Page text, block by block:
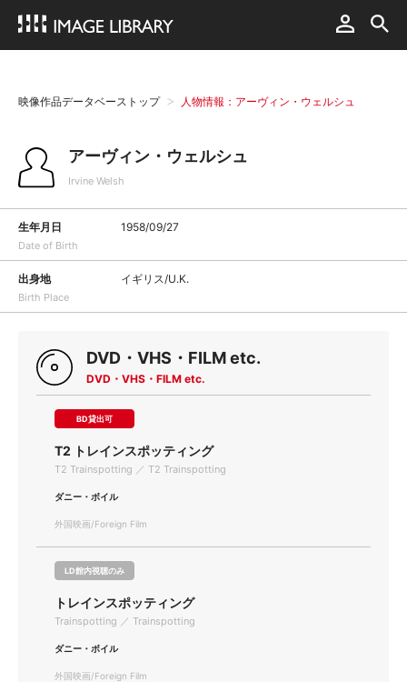
映像作品データベーストップ 人物情報：アーヴィン・ウェルシュ
アーヴィン・ウェルシュ
Irvine Welsh
生年月日
Date of Birth
1958/09/27
出身地
Birth Place
イギリス/U.K.
DVD・VHS・FILM etc.
DVD・VHS・FILM etc.
BD貸出可
T2 トレインスポッティング
T2 Trainspotting ／ T2 Trainspotting
ダニー・ボイル
外国映画/Foreign Film
LD館内視聴のみ
トレインスポッティング
Trainspotting ／ Trainspotting
ダニー・ボイル
外国映画/Foreign Film